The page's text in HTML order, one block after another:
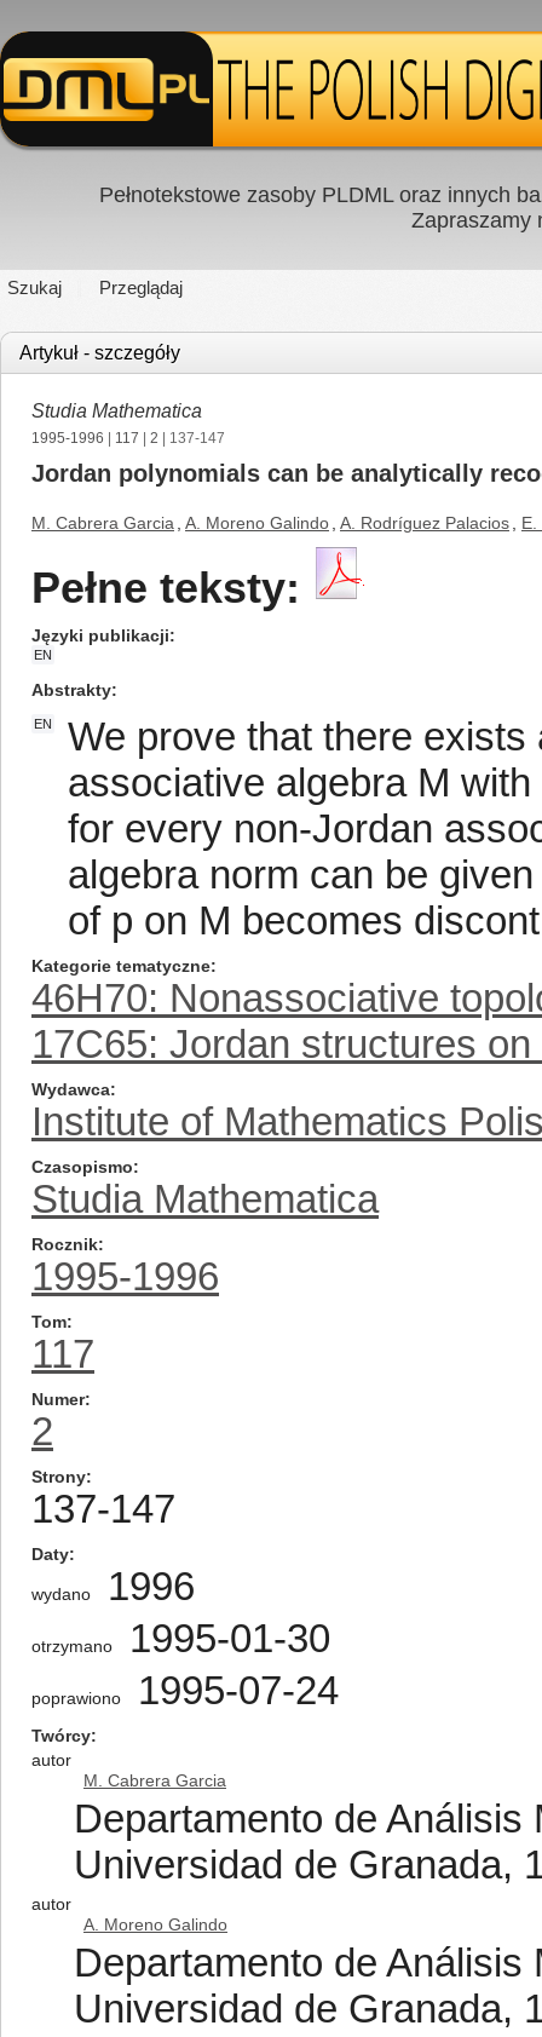
Pełnotekstowe zasoby PLDML oraz innych
Zapraszamy
Szukaj Przeglądaj
Artykuł - szczegóły
Studia Mathematica
1995-1996 117 2 | 137-147
Jordan polynomials can be analytically
M. Cabrera Garcia A. Moreno Galindo A. Rodríguez Palacios E.
Pełne teksty:
Języki publikacji
EN
Abstrakty
EN
We prove that there
associative algebra M
for every non-Jordan
algebra norm can be
of p on M becomes
Kategorie tematyczne
46H70: Nonassociative
17C65: Jordan structures
Wydawca
Institute of Mathematics
Czasopismo
Studia Mathematica
Rocznik
1995-1996
Tom
117
Numer
2
Strony
137-147
Daty
wydano 1996
otrzymano 1995-01-30
poprawiono 1995-07-24
Twórcy
autor
M. Cabrera Garcia
Departamento de
Universidad de Granada,
autor
A. Moreno Galindo
Departamento de
Universidad de Granada,